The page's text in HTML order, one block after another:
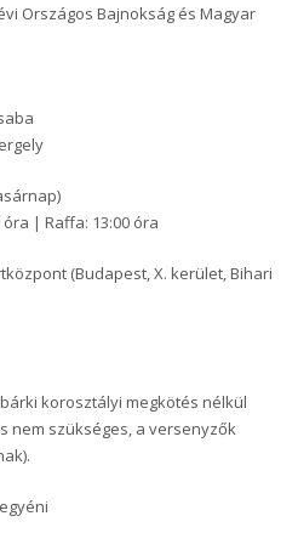
Országos Bajnokság és Magyar
óra | Raffa: 13:00 óra
(Budapest, X. kerület, Bihari
korosztályi megkötés nélkül
nem szükséges, a versenyzők